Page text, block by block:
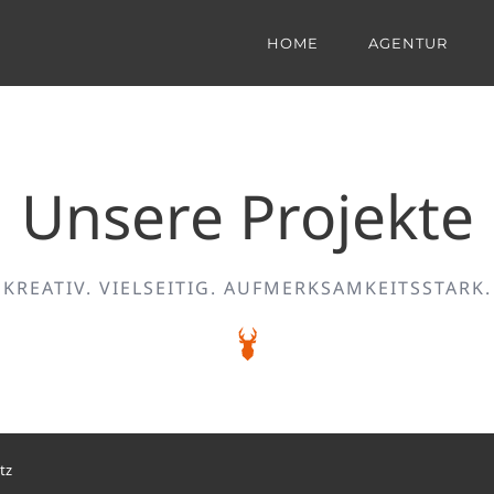
HOME AGENTUR
Unsere Projekte
KREATIV. VIELSEITIG. AUFMERKSAMKEITSSTARK.